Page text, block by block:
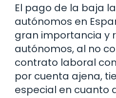
El pago de la baja
autónomos en
gran importancia y
autónomos, al no
contrato laboral
por cuenta ajena,
especial en cuanto